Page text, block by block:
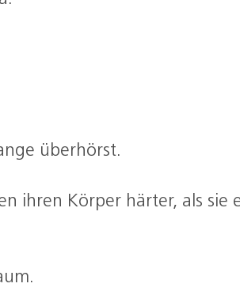
überhörst.
ihren Körper härter, als sie